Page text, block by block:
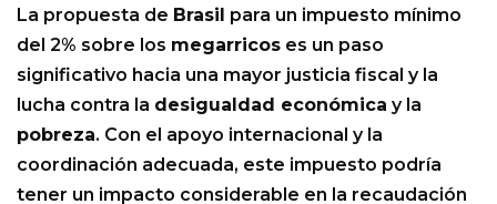
La propuesta de Brasil para un impuesto mínimo
del 2% sobre los megarricos es un paso
significativo hacia una mayor justicia fiscal y la
lucha contra la desigualdad económica y la
pobreza. Con el apoyo internacional y la
coordinación adecuada, este impuesto podría
tener un impacto considerable en la recaudación